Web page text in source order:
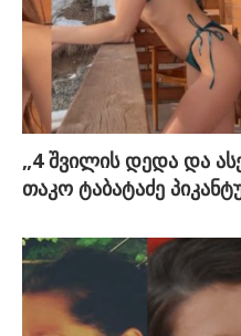
„4 შვილის დედა და
თაკო ტაბატაძე